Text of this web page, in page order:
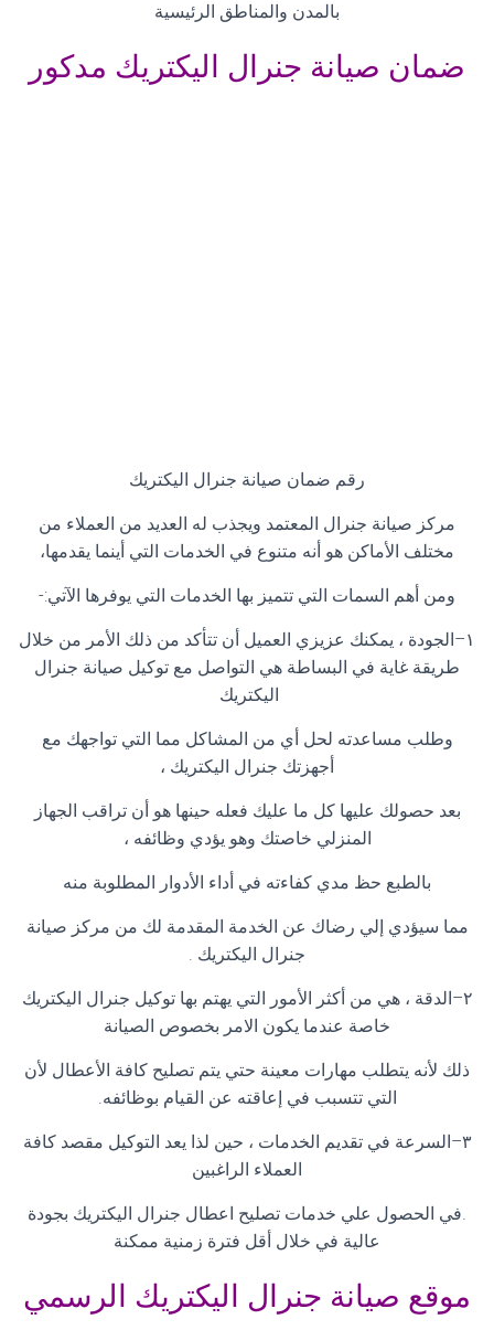
بالمدن والمناطق الرئيسية
ضمان صيانة جنرال اليكتريك مدكور
رقم ضمان صيانة جنرال اليكتريك
مركز صيانة جنرال المعتمد ويجذب له العديد من العملاء من
مختلف الأماكن هو أنه متنوع في الخدمات التي أينما يقدمها،
ومن أهم السمات التي تتميز بها الخدمات التي يوفرها الآتي:-
١–الجودة ، يمكنك عزيزي العميل أن تتأكد من ذلك الأمر من خلال
طريقة غاية في البساطة هي التواصل مع توكيل صيانة جنرال
اليكتريك
وطلب مساعدته لحل أي من المشاكل مما التي تواجهك مع
أجهزتك جنرال اليكتريك ،
بعد حصولك عليها كل ما عليك فعله حينها هو أن تراقب الجهاز
المنزلي خاصتك وهو يؤدي وظائفه ،
بالطبع حظ مدي كفاءته في أداء الأدوار المطلوبة منه
مما سيؤدي إلي رضاك عن الخدمة المقدمة لك من مركز صيانة
جنرال اليكتريك .
٢–الدقة ، هي من أكثر الأمور التي يهتم بها توكيل جنرال اليكتريك
خاصة عندما يكون الامر بخصوص الصيانة
ذلك لأنه يتطلب مهارات معينة حتي يتم تصليح كافة الأعطال لأن
التي تتسبب في إعاقته عن القيام بوظائفه.
٣–السرعة في تقديم الخدمات ، حين لذا يعد التوكيل مقصد كافة
العملاء الراغبين
.في الحصول علي خدمات تصليح اعطال جنرال اليكتريك بجودة
عالية في خلال أقل فترة زمنية ممكنة
موقع صيانة جنرال اليكتريك الرسمي